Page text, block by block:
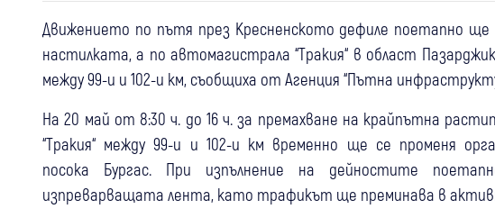
Движението по пътя през Кресненското дефиле поетапно
настилката, а по автомагистрала “Тракия“ в област
между 99-и и 102-и км, съобщиха от Агенция “Пътна
На 20 май от 8:30 ч. до 16 ч. за премахване на крайпътна
“Тракия“ между 99-и и 102-и км временно ще се променя
посока Бургас. При изпълнение на дейностите
изпреварващата лента, като трафикът ще преминава в